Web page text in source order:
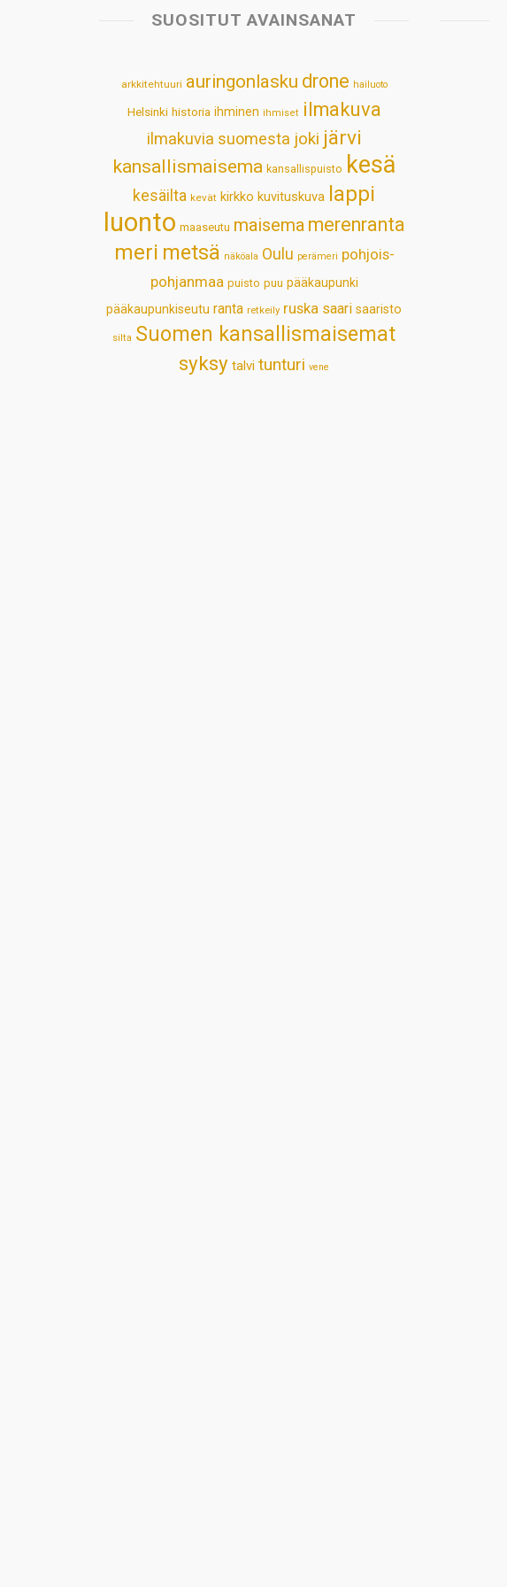
SUOSITUT AVAINSANAT
arkkitehtuuri auringonlasku drone hailuoto
Helsinki historia ihminen ihmiset ilmakuva
ilmakuvia suomesta joki järvi
kansallismaisema kansallispuisto kesä
kesäilta kevät kirkko kuvituskuva lappi
luonto maaseutu maisema merenranta
meri metsä näköala Oulu perämeri pohjois-
pohjanmaa puisto puu pääkaupunki
pääkaupunkiseutu ranta retkeily ruska saari saaristo
silta Suomen kansallismaisemat
syksy talvi tunturi vene